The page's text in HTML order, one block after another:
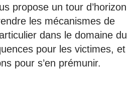
propose un tour d’horizon
les mécanismes de
dans le domaine du
pour les victimes, et
pour s’en prémunir.